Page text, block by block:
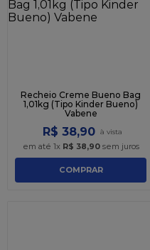
Recheio Creme Bueno Bag
1,01kg (Tipo Kinder Bueno)
Vabene
R$ 38,90
em até 1x R$ 38,90sem juros
COMPRAR